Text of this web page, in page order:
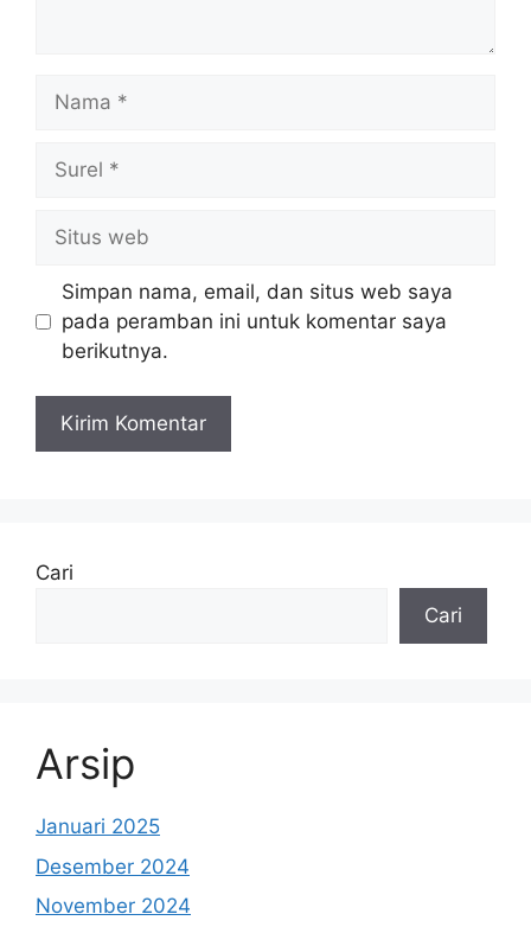
web
Simpan nama, email, dan situs web saya
pada peramban ini untuk komentar saya
berikutnya.
Cari
Cari
Arsip
Januari 2025
Desember 2024
November 2024